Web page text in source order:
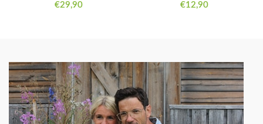
€29,90 €12,90